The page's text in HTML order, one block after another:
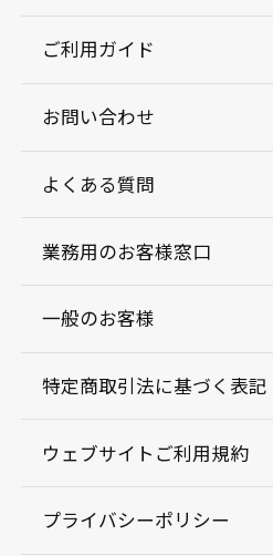
ご利用ガイド
お問い合わせ
よくある質問
業務用のお客様窓口
一般のお客様
特定商取引法に基づく表記
ウェブサイトご利用規約
プライバシーポリシー